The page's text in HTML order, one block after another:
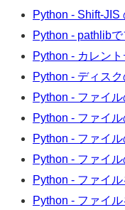
Python - Shift-JIS
Python - pathlib
Python - カレン
Python - ディス
Python - ファイ
Python - ファイ
Python - ファイ
Python - ファイ
Python - ファイ
Python - ファイ